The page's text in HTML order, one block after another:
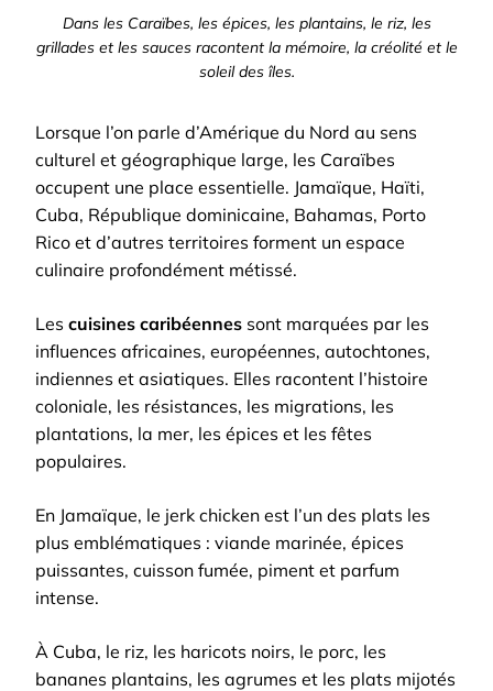
Dans les Caraïbes, les épices, les plantains, le riz, les
grillades et les sauces racontent la mémoire, la créolité et le
soleil des îles.
Lorsque l’on parle d’Amérique du Nord au sens
culturel et géographique large, les Caraïbes
occupent une place essentielle. Jamaïque, Haïti,
Cuba, République dominicaine, Bahamas, Porto
Rico et d’autres territoires forment un espace
culinaire profondément métissé.
Les cuisines caribéennes sont marquées par les
influences africaines, européennes, autochtones,
indiennes et asiatiques. Elles racontent l’histoire
coloniale, les résistances, les migrations, les
plantations, la mer, les épices et les fêtes
populaires.
En Jamaïque, le jerk chicken est l’un des plats les
plus emblématiques : viande marinée, épices
puissantes, cuisson fumée, piment et parfum
intense.
À Cuba, le riz, les haricots noirs, le porc, les
bananes plantains, les agrumes et les plats mijotés